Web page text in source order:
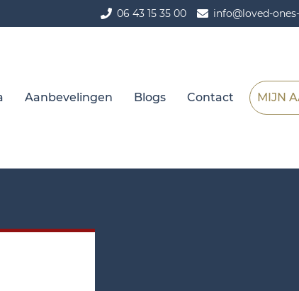
06 43 15 35 00 info@loved-
Aanbevelingen Blogs Contact MIJN